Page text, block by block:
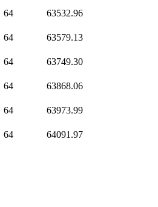
64
63532.96
64
63579.13
64
63749.30
64
63868.06
64
63973.99
64 64091.97